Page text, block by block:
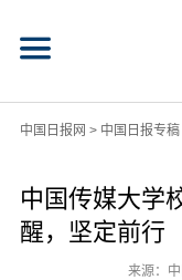
中国日报网 > 中国日报专稿
中国传媒大学
醒，坚定前行
来源：